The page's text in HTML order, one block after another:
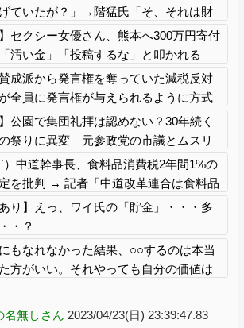
ていたが？」→階猛氏「そ、それは財
いう条件付き」
】セクシー女優さん、熊本へ300万円寄付
汚い金」「投稿するな」と叩かれる
成派から発言権を奪っていた減税反対
全員に発言権が与えられるように方式
れた途端……
】公園で集団礼拝は認めない？30年続く
祭りに異変 元参政党の市議とムスリ
直接話そう」 ＳＮＳと地元に温度差
`）中道幹事長、食料品消費税2年間1%の
を批判 → 記者「中道改革連合は食料品
ゼロを公約に掲げていたが？」→ 階猛氏
あり】えっ、ワイ氏の「貯金」・・・多
・？
にもなれなかった結果、○○するのは本当
方がいい。それやっても自分の価値は
名無しさん 2023/04/23(日) 23:39:47.83